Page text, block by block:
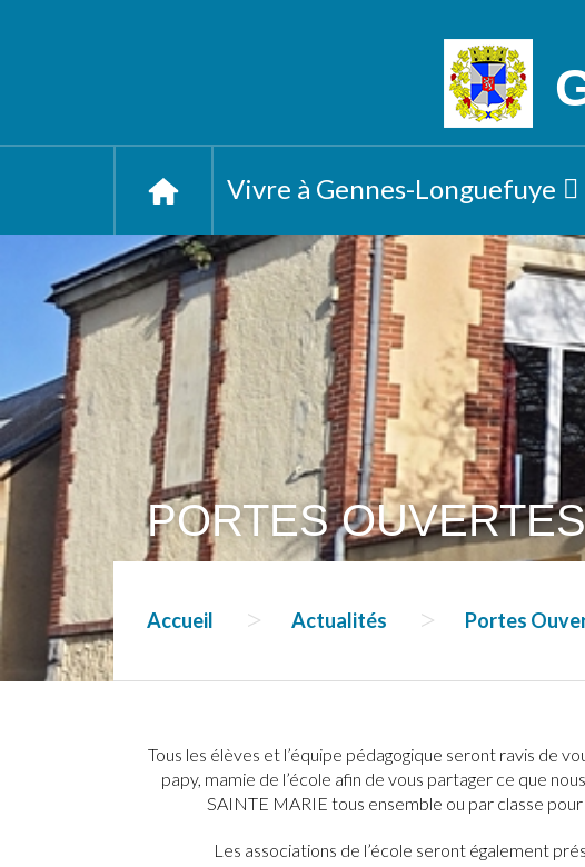
Vivre à Gennes-Longuefuye
PORTES
Accueil Actualités Portes
Tous les élèves et l’équipe pédagogique seront ravis de
papy, mamie de l’école afin de vous partager ce que
SAINTE MARIE tous ensemble ou par classe
Les associations de l’école seront également